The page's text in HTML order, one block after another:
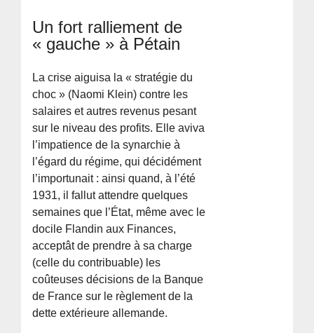
Un fort ralliement de
« gauche » à Pétain
La crise aiguisa la « stratégie du
choc » (Naomi Klein) contre les
salaires et autres revenus pesant
sur le niveau des profits. Elle aviva
l’impatience de la synarchie à
l’égard du régime, qui décidément
l’importunait : ainsi quand, à l’été
1931, il fallut attendre quelques
semaines que l’État, même avec le
docile Flandin aux Finances,
acceptât de prendre à sa charge
(celle du contribuable) les
coûteuses décisions de la Banque
de France sur le règlement de la
dette extérieure allemande.